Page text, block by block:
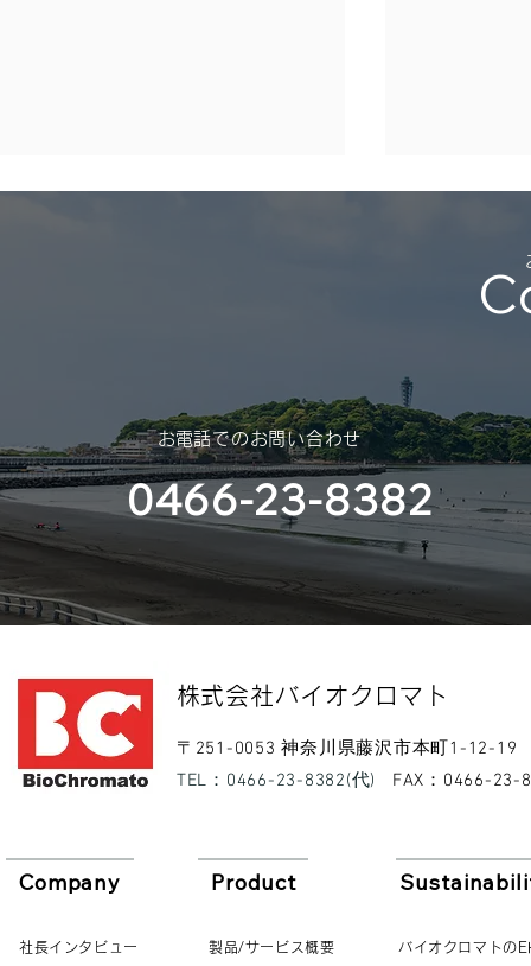
（神奈川大
部様）
​お電話でのお問い合わせ
0466-23-8382
​株式会社バイオクロマト​
​〒251-0053 神奈川県藤沢市本町1-12-19
​TEL：0466-23-8382(代)
​FAX：0466-23-
Company
社長インタビュー
Product
製品/サービス概要 バイオクロマトの